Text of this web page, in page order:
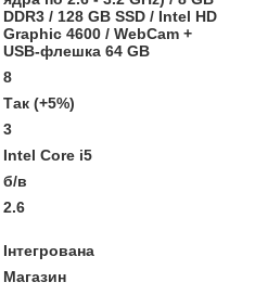
DDR3 / 128 GB SSD / Intel HD
Graphic 4600 / WebCam +
USB-флешка 64 GB
8
Так (+5%)
3
Intel Core i5
б/в
2.6
Інтегрована
Магазин